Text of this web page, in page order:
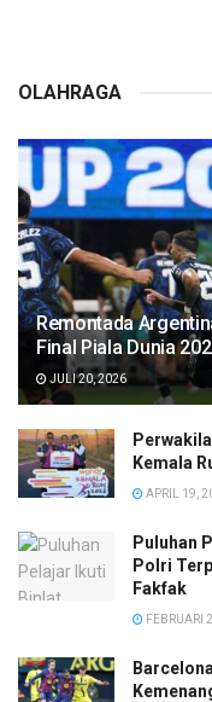
OLAHRAGA
Remontada
Final Piala Dunia
JULI 20, 2026
Kemala
APRIL 19,
Puluhan
Polri
Fakfak
FEBRUARI